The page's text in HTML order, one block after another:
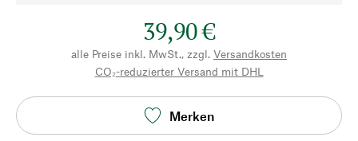
39,90 €
alle Preise inkl. MwSt., zzgl. Versandkosten
CO₂-reduzierter Versand mit DHL
Merken